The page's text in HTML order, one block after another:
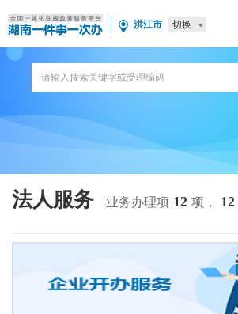
洪江市 切换
法人服务 业务办理项 12 项， 12